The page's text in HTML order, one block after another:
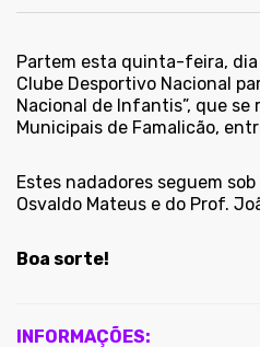
Partem esta quinta-feira, dia
Clube Desportivo Nacional
Nacional de Infantis”, que se
Municipais de Famalicão,
Estes nadadores seguem
Osvaldo Mateus e do Prof.
Boa sorte!
INFORMAÇÕES: